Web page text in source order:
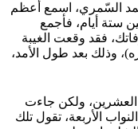
السّمري، اسمع أعظم
ستة أيام، فأجمع
فقد وقعت الغيبة
وذلك بعد طول الأمد،
ولكن جاءت
الأربعة، تقول تلك